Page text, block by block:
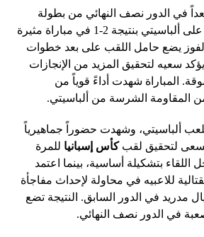
في الدور نصف النهائي من بطولة
بعد فوزه على ألباسيتي بنتيجة 2-1 في مباراة مثيرة
الفوز يضع حامل اللقب على بعد خطوات
سعيه لتحقيق المزيد من الإنجازات
المباراة شهدت أداءً قوياً من
المقاومة الشرسة من ألباسيتي.
ألباسيتي، وشهدت حضوراً جماهيرياً
يسعى لتحقيق لقبكأس إسبانيا للمرة
اللقاء بتشكيلة أساسية، بينما اعتمد
للاعبيه في محاولة لإحداث مفاجأة
مدريد في الدور السابق. النتيجة تضع
في الدور نصف النهائي.